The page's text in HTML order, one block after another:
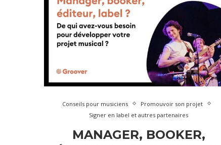
Conseils pour musiciens
Promouvoir son projet
Signer en label et autres partenaires
MANAGER, BOOKER,